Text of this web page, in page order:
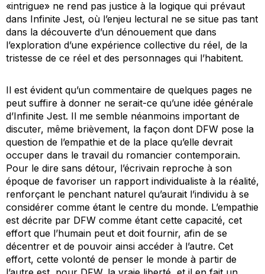
«intrigue» ne rend pas justice à la logique qui prévaut
dans Infinite Jest, où l’enjeu lectural ne se situe pas tant
dans la découverte d’un dénouement que dans
l’exploration d’une expérience collective du réel, de la
tristesse de ce réel et des personnages qui l’habitent.
Il est évident qu’un commentaire de quelques pages ne
peut suffire à donner ne serait-ce qu’une idée générale
d’Infinite Jest. Il me semble néanmoins important de
discuter, même brièvement, la façon dont DFW pose la
question de l’empathie et de la place qu’elle devrait
occuper dans le travail du romancier contemporain.
Pour le dire sans détour, l’écrivain reproche à son
époque de favoriser un rapport individualiste à la réalité,
renforçant le penchant naturel qu’aurait l’individu à se
considérer comme étant le centre du monde. L’empathie
est décrite par DFW comme étant cette capacité, cet
effort que l’humain peut et doit fournir, afin de se
décentrer et de pouvoir ainsi accéder à l’autre. Cet
effort, cette volonté de penser le monde à partir de